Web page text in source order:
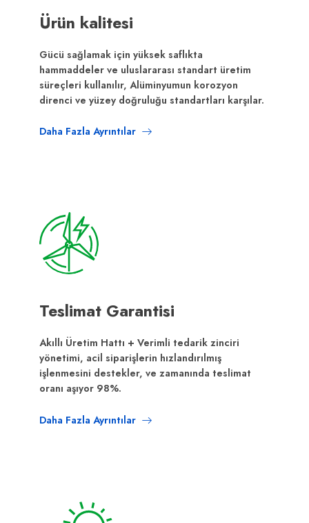
Ürün kalitesi
Gücü sağlamak için yüksek saflıkta
hammaddeler ve uluslararası standart üretim
süreçleri kullanılır, Alüminyumun korozyon
direnci ve yüzey doğruluğu standartları karşılar.
Daha Fazla Ayrıntılar
Teslimat Garantisi
Akıllı Üretim Hattı + Verimli tedarik zinciri
yönetimi, acil siparişlerin hızlandırılmış
işlenmesini destekler, ve zamanında teslimat
oranı aşıyor 98%.
Daha Fazla Ayrıntılar